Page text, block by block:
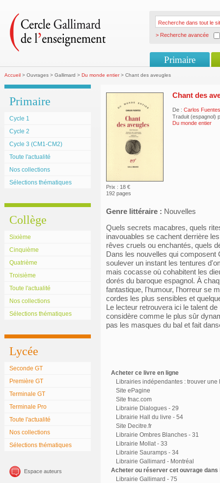
> Recherche avancée
Primaire
Accueil > Ouvrages > Gallimard > Du monde entier> Chant des aveugles
Primaire
Cycle 1
Cycle 2
Cycle 3 (CM1-CM2)
Toute l'actualité
Nos collections
Sélections thématiques
Collège
Sixième
Cinquième
Quatrième
Troisième
Toute l'actualité
Nos collections
Sélections thématiques
Lycée
Seconde GT
Première GT
Terminale GT
Terminale Pro
Toute l'actualité
Nos collections
Sélections thématiques
Espace auteurs
Prix : 18 €
192 pages
Chant des
De : Carlos Fuentes
Traduit (espagnol)
Du monde entier
Genre littéraire : Nouvelles
Quels secrets macabres, quels
inavouables se cachent derrière
rêves cruels ou enchantés, quels
Dans les nouvelles qui composent
soulever un instant les tentures
mais cocasse où cohabitent les
dorés du baroque espagnol. À
fantastique, l'humour, l'horreur se
cordes les plus sensibles et
Le lecteur retrouvera ici le talent
considère comme le plus sûr
pas les masques du bal et fait
Acheter ce livre en ligne
Librairies indépendantes : trouver une
Site ePagine
Site fnac.com
Librairie Dialogues - 29
Librairie Hall du livre - 54
Site Decitre.fr
Librairie Ombres Blanches - 31
Librairie Mollat - 33
Librairie Sauramps - 34
Librairie Gallimard - Montréal
Acheter ou réserver cet ouvrage
Librairie Gallimard - 75